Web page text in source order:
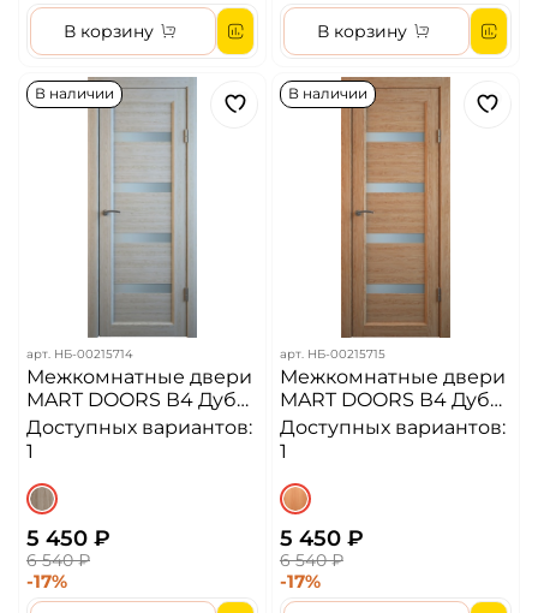
В корзину В корзину
В наличии
арт. НБ-00215714
Межкомнатные двери
MART DOORS В4 Дуб
монтана грей/Сатинат
(ДО)
Доступных вариантов:
1
5 450 ₽
6 540 ₽
-17%
В наличии
арт. НБ-00215715
Межкомнатные двери
MART DOORS В4 Дуб
монтана/Сатинат (ДО)
Доступных вариантов:
1
5 450 ₽
6 540 ₽
-17%